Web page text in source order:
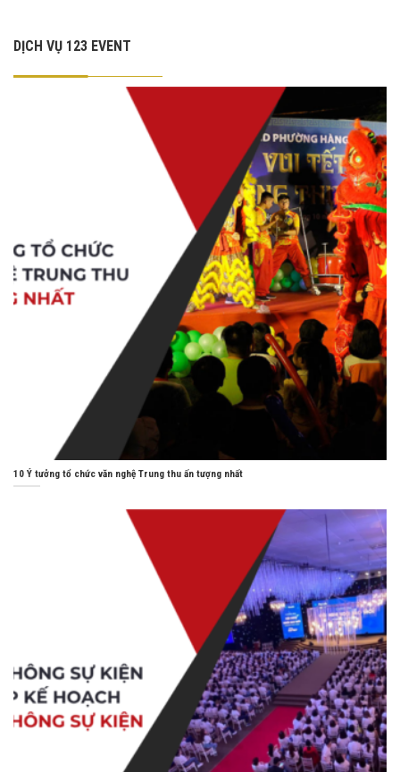
DỊCH VỤ 123 EVENT
10 Ý tưởng tổ chức văn nghệ Trung thu ấn tượng nhất